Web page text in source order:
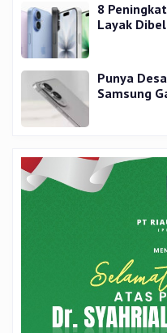
8
Layak
Punya
Samsung